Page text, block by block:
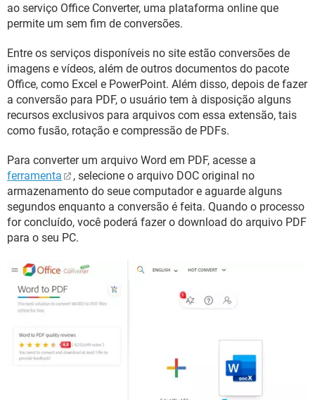
ao serviço Office Converter, uma plataforma online que
permite um sem fim de conversões.
Entre os serviços disponíveis no site estão conversões de
imagens e vídeos, além de outros documentos do pacote
Office, como Excel e PowerPoint. Além disso, depois de fazer
a conversão para PDF, o usuário tem à disposição alguns
recursos exclusivos para arquivos com essa extensão, tais
como fusão, rotação e compressão de PDFs.
Para converter um arquivo Word em PDF, acesse a
ferramenta
, selecione o arquivo DOC original no
armazenamento do seue computador e aguarde alguns
segundos enquanto a conversão é feita. Quando o processo
for concluído, você poderá fazer o download do arquivo PDF
para o seu PC.